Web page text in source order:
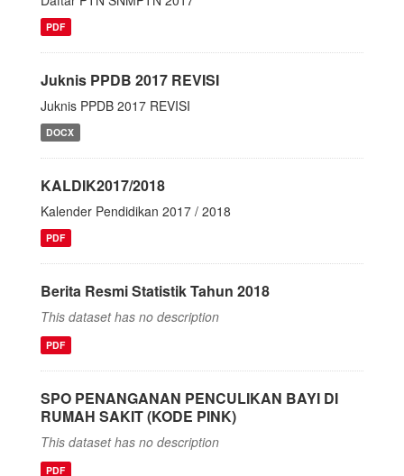
PDF
Juknis PPDB 2017 REVISI
Juknis PPDB 2017 REVISI
DOCX
KALDIK2017/2018
Kalender Pendidikan 2017 / 2018
PDF
Berita Resmi Statistik Tahun 2018
This dataset has no description
PDF
SPO PENANGANAN PENCULIKAN BAYI DI
RUMAH SAKIT (KODE PINK)
This dataset has no description
PDF